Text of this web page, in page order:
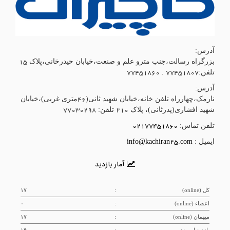
آدرس:
بزرگراه رسالت،جنب مترو علم و صنعت،خیابان حیدرخانی،پلاک 15
تلفن:77451807 . 77451860
آدرس:
نارمک،چهارراه تلفن خانه،خیابان شهید ثانی(46متری غربی)،خیابان
شهید افشاری(پدرثانی)، پلاک 210 تلفن: 77030298
تلفن تماس: 02177451860
ایمیل : info@kachiran25.com
آمار بازدید
کل (online) : ۱۷
اعضاء (online) : ۰
میهمان (online) : ۱۷